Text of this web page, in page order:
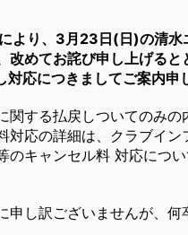
より、3月23日(日)の清水
改めてお詫び申し上げると
応につきましてご案内申
関する払戻しついてのみの
対応の詳細は、クラブイン
のキャンセル料 対応につ
申し訳ございませんが、何